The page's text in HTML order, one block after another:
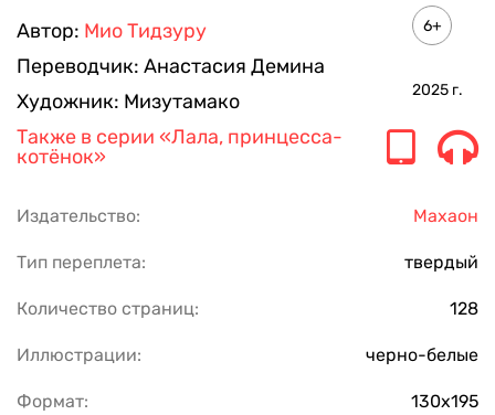
Автор: Мио Тидзуру
Переводчик: Анастасия Демина
Художник: Мизутамако
6+
2025 г.
Также в серии «Лала, принцесса-
котёнок»
Издательство: Махаон
Тип переплета: твердый
Количество страниц: 128
Иллюстрации: черно-белые
Формат: 130х195